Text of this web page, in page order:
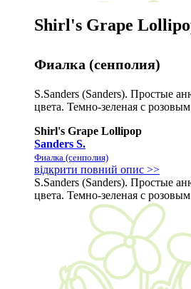
Shirl's Grape
Фиалка (сенполия)
S.Sanders (Sanders). Простые
цвета. Темно-зеленая с
Shirl's Grape Lollipop
Sanders S.
Фиалка (сенполия)
відкрити повний опис >>
S.Sanders (Sanders). Простые
цвета. Темно-зеленая с